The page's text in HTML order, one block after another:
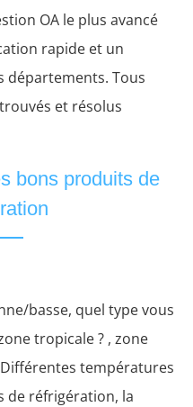
OA le plus avancé
rapide et un
départements. Tous
et résolus
bons produits de
basse, quel type vous
tropicale ? , zone
températures
réfrigération, la